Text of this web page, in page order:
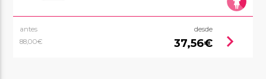
antes
88,00€
desde
37,56€ chevron_right